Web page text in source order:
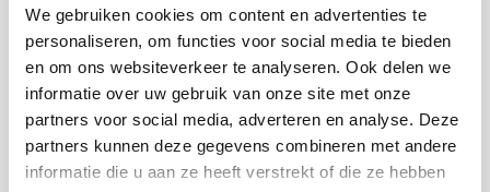
We gebruiken cookies om content en advertenties te
personaliseren, om functies voor social media te bieden
en om ons websiteverkeer te analyseren. Ook delen we
informatie over uw gebruik van onze site met onze
partners voor social media, adverteren en analyse. Deze
partners kunnen deze gegevens combineren met andere
informatie die u aan ze heeft verstrekt of die ze hebben
14/04
VERRA MAKELAARS
OFFICIEEL PARTNER VAN